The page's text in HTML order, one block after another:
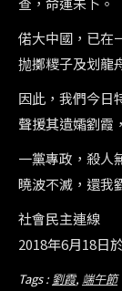
偌大中國，已在
抛擲糭子及划龍
因此，我們今日
聲援其遺孀劉霞
一黨專政，殺人
曉波不滅，還我
社會民主連線
2018年6月18日
Tags :劉霞, 端午節